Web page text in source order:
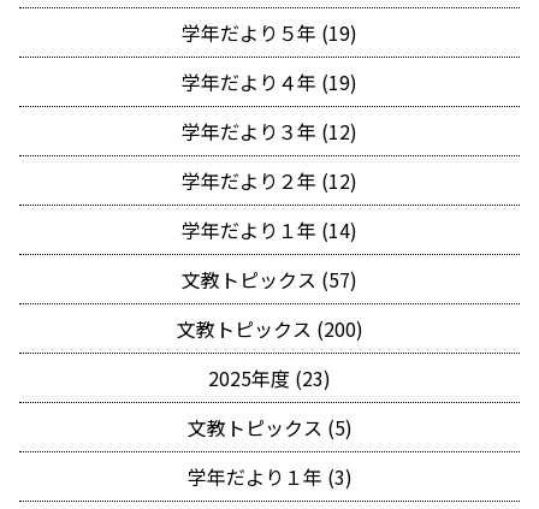
学年だより５年 (19)
学年だより４年 (19)
学年だより３年 (12)
学年だより２年 (12)
学年だより１年 (14)
文教トピックス (57)
文教トピックス (200)
2025年度 (23)
文教トピックス (5)
学年だより１年 (3)